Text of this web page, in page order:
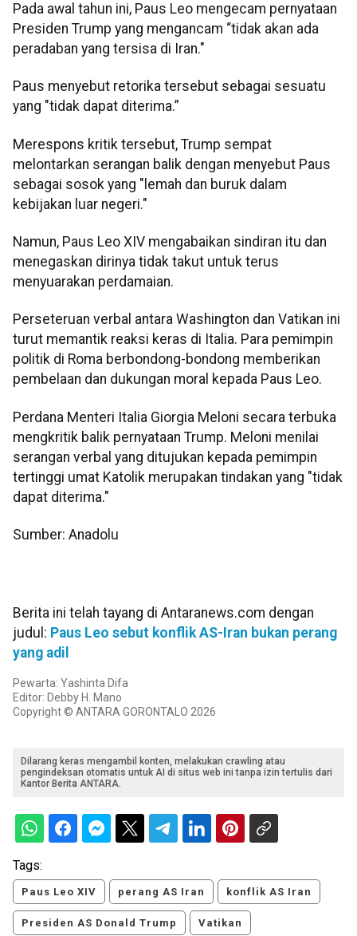
Pada awal tahun ini, Paus Leo mengecam pernyataan
Presiden Trump yang mengancam “tidak akan ada
peradaban yang tersisa di Iran."
Paus menyebut retorika tersebut sebagai sesuatu
yang "tidak dapat diterima.”
Merespons kritik tersebut, Trump sempat
melontarkan serangan balik dengan menyebut Paus
sebagai sosok yang "lemah dan buruk dalam
kebijakan luar negeri."
Namun, Paus Leo XIV mengabaikan sindiran itu dan
menegaskan dirinya tidak takut untuk terus
menyuarakan perdamaian.
Perseteruan verbal antara Washington dan Vatikan ini
turut memantik reaksi keras di Italia. Para pemimpin
politik di Roma berbondong-bondong memberikan
pembelaan dan dukungan moral kepada Paus Leo.
Perdana Menteri Italia Giorgia Meloni secara terbuka
mengkritik balik pernyataan Trump. Meloni menilai
serangan verbal yang ditujukan kepada pemimpin
tertinggi umat Katolik merupakan tindakan yang "tidak
dapat diterima."
Sumber: Anadolu
Berita ini telah tayang di Antaranews.com dengan
judul: Paus Leo sebut konflik AS-Iran bukan perang
yang adil
Pewarta: Yashinta Difa
Editor: Debby H. Mano
Copyright © ANTARA GORONTALO 2026
Dilarang keras mengambil konten, melakukan crawling atau
pengindeksan otomatis untuk AI di situs web ini tanpa izin tertulis dari
Kantor Berita ANTARA.
Tags:
Paus Leo XIV perang AS Iran konflik AS Iran
Presiden AS Donald Trump Vatikan